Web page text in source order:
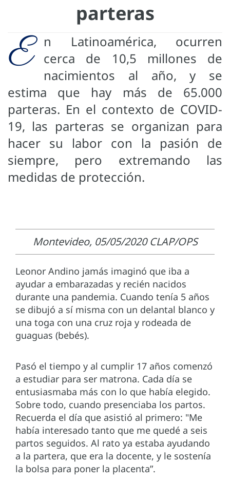
parteras
E
n Latinoamérica, ocurren
cerca de 10,5 millones de
nacimientos al año, y se
estima que hay más de 65.000
parteras. En el contexto de COVID-
19, las parteras se organizan para
hacer su labor con la pasión de
siempre, pero extremando las
medidas de protección.
Montevideo, 05/05/2020 CLAP/OPS
Leonor Andino jamás imaginó que iba a
ayudar a embarazadas y recién nacidos
durante una pandemia. Cuando tenía 5 años
se dibujó a sí misma con un delantal blanco y
una toga con una cruz roja y rodeada de
guaguas (bebés).
Pasó el tiempo y al cumplir 17 años comenzó
a estudiar para ser matrona. Cada día se
entusiasmaba más con lo que había elegido.
Sobre todo, cuando presenciaba los partos.
Recuerda el día que asistió al primero: "Me
había interesado tanto que me quedé a seis
partos seguidos. Al rato ya estaba ayudando
a la partera, que era la docente, y le sostenía
la bolsa para poner la placenta”.